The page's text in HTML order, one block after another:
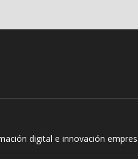
digital e innovación